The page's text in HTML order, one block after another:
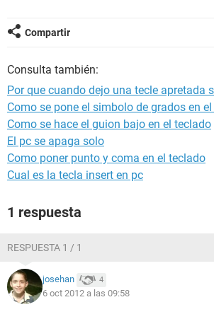
Compartir
Consulta también:
Por que cuando dejo una tecle apretada
Como se pone el simbolo de grados en
Como se hace el guion bajo en el teclado
El pc se apaga solo
Como poner punto y coma en el teclado
Cual es la tecla insert en pc
1 respuesta
RESPUESTA 1 / 1
josehan 4
6 oct 2012 a las 09:58